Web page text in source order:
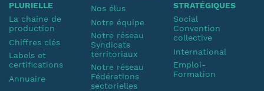
PLURIELLE
La chaine de
production
Chiffres clés
Labels et
certifications
Annuaire
Nos élus
Notre équipe
Notre réseau
Syndicats
territoriaux
Notre réseau
Fédérations
sectorielles
STRATÉGIQUES
Social
Convention
collective
International
Emploi-
Formation